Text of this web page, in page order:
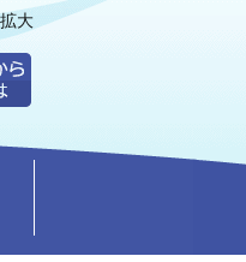
大